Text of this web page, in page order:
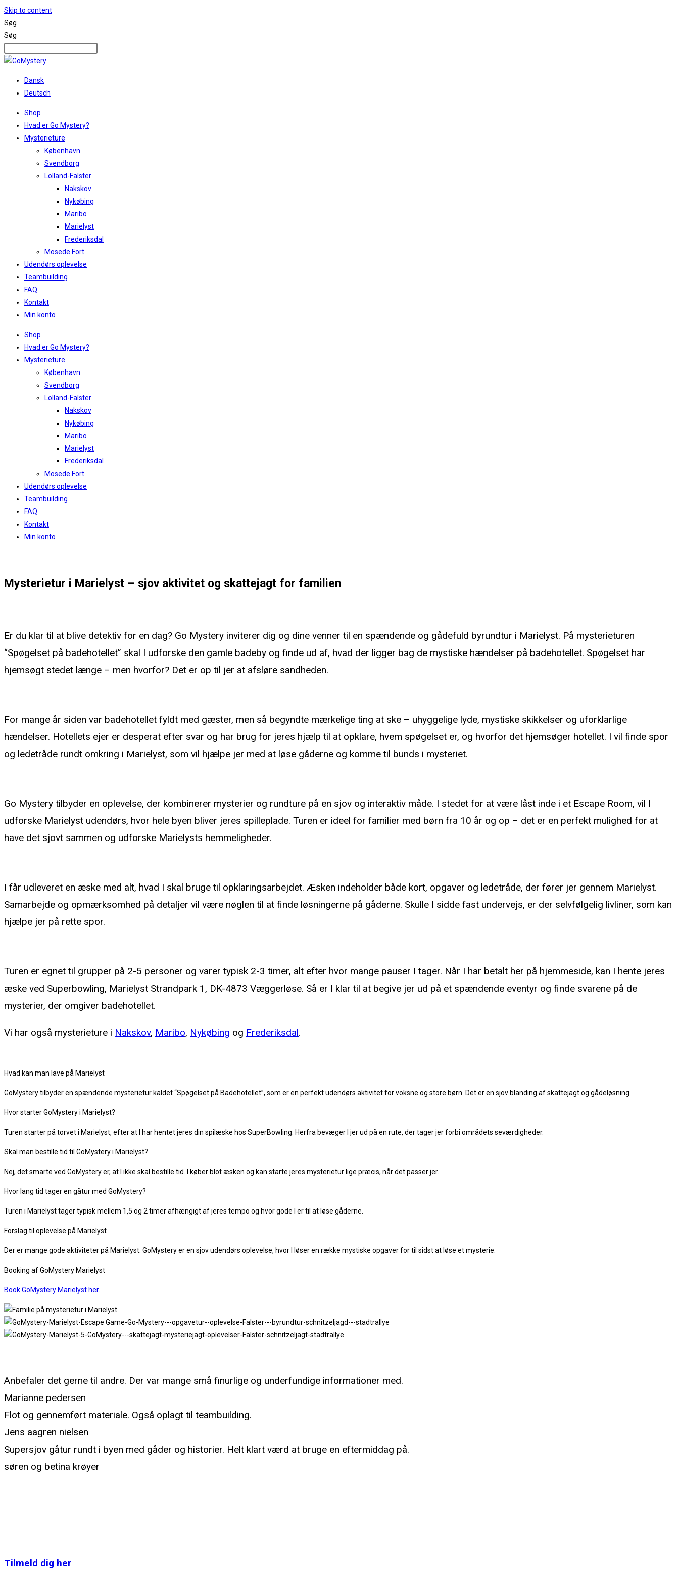
Skip to content
Søg
Søg
Dansk
Deutsch
Shop
Hvad er Go Mystery?
Mysterieture
København
Svendborg
Lolland-Falster
Nakskov
Nykøbing
Maribo
Marielyst
Frederiksdal
Mosede Fort
Udendørs oplevelse
Teambuilding
FAQ
Kontakt
Min konto
Shop
Hvad er Go Mystery?
Mysterieture
København
Svendborg
Lolland-Falster
Nakskov
Nykøbing
Maribo
Marielyst
Frederiksdal
Mosede Fort
Udendørs oplevelse
Teambuilding
FAQ
Kontakt
Min konto
Mysterietur i Marielyst – sjov aktivitet og skattejagt for familien
Er du klar til at blive detektiv for en dag? Go Mystery inviterer dig og dine venner til en spændende og gådefuld byrundtur i Marielyst. På mysterieturen
“Spøgelset på badehotellet” skal I udforske den gamle badeby og finde ud af, hvad der ligger bag de mystiske hændelser på badehotellet. Spøgelset har
hjemsøgt stedet længe – men hvorfor? Det er op til jer at afsløre sandheden.
For mange år siden var badehotellet fyldt med gæster, men så begyndte mærkelige ting at ske – uhyggelige lyde, mystiske skikkelser og uforklarlige
hændelser. Hotellets ejer er desperat efter svar og har brug for jeres hjælp til at opklare, hvem spøgelset er, og hvorfor det hjemsøger hotellet. I vil finde spor
og ledetråde rundt omkring i Marielyst, som vil hjælpe jer med at løse gåderne og komme til bunds i mysteriet.
Go Mystery tilbyder en oplevelse, der kombinerer mysterier og rundture på en sjov og interaktiv måde. I stedet for at være låst inde i et Escape Room, vil I
udforske Marielyst udendørs, hvor hele byen bliver jeres spilleplade. Turen er ideel for familier med børn fra 10 år og op – det er en perfekt mulighed for at
have det sjovt sammen og udforske Marielysts hemmeligheder.
I får udleveret en æske med alt, hvad I skal bruge til opklaringsarbejdet. Æsken indeholder både kort, opgaver og ledetråde, der fører jer gennem Marielyst.
Samarbejde og opmærksomhed på detaljer vil være nøglen til at finde løsningerne på gåderne. Skulle I sidde fast undervejs, er der selvfølgelig livliner, som kan
hjælpe jer på rette spor.
Turen er egnet til grupper på 2-5 personer og varer typisk 2-3 timer, alt efter hvor mange pauser I tager. Når I har betalt her på hjemmeside, kan I hente jeres
æske ved Superbowling, Marielyst Strandpark 1, DK-4873 Væggerløse. Så er I klar til at begive jer ud på et spændende eventyr og finde svarene på de
mysterier, der omgiver badehotellet.
Vi har også mysterieture i Nakskov, Maribo, Nykøbing og Frederiksdal.
Hvad kan man lave på Marielyst
GoMystery tilbyder en spændende mysterietur kaldet “Spøgelset på Badehotellet”, som er en perfekt udendørs aktivitet for voksne og store børn. Det er en sjov blanding af skattejagt og gådeløsning.
Hvor starter GoMystery i Marielyst?
Turen starter på torvet i Marielyst, efter at I har hentet jeres din spilæske hos SuperBowling. Herfra bevæger I jer ud på en rute, der tager jer forbi områdets seværdigheder.
Skal man bestille tid til GoMystery i Marielyst?
Nej, det smarte ved GoMystery er, at I ikke skal bestille tid. I køber blot æsken og kan starte jeres mysterietur lige præcis, når det passer jer.
Hvor lang tid tager en gåtur med GoMystery?
Turen i Marielyst tager typisk mellem 1,5 og 2 timer afhængigt af jeres tempo og hvor gode I er til at løse gåderne.
Forslag til oplevelse på Marielyst
Der er mange gode aktiviteter på Marielyst. GoMystery er en sjov udendørs oplevelse, hvor I løser en række mystiske opgaver for til sidst at løse et mysterie.
Booking af GoMystery Marielyst
Book GoMystery Marielyst her.
Anbefaler det gerne til andre. Der var mange små finurlige og underfundige informationer med.
Marianne pedersen
Flot og gennemført materiale. Også oplagt til teambuilding.
Jens aagren nielsen
Supersjov gåtur rundt i byen med gåder og historier. Helt klart værd at bruge en eftermiddag på.
søren og betina krøyer
Tilmeld dig her